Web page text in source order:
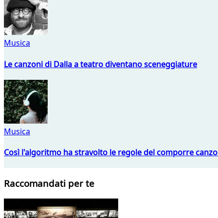
Musica
Le canzoni di Dalla a teatro diventano sceneggiature
Musica
Così l'algoritmo ha stravolto le regole del comporre
Raccomandati per te